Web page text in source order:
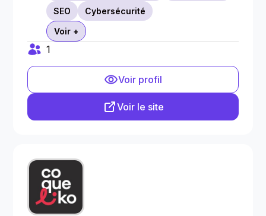
SEO
Cybersécurité
Voir +
1
Voir profil
Voir le site